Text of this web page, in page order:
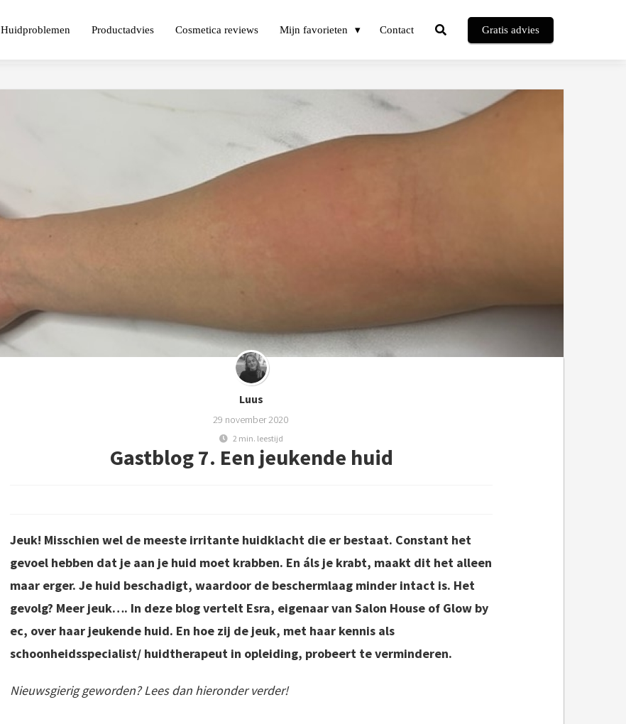
Huidproblemen Productadvies Cosmetica reviews Mijn favorieten Contact Gratis advies
Luus
29 november 2020
2 min. leestijd
Gastblog 7. Een jeukende huid
Jeuk! Misschien wel de meeste irritante huidklacht die er bestaat. Constant het
gevoel hebben dat je aan je huid moet krabben. En áls je krabt, maakt dit het alleen
maar erger. Je huid beschadigt, waardoor de beschermlaag minder intact is. Het
gevolg? Meer jeuk…. In deze blog vertelt Esra, eigenaar van Salon House of Glow by
ec, over haar jeukende huid. En hoe zij de jeuk, met haar kennis als
schoonheidsspecialist/ huidtherapeut in opleiding, probeert te verminderen.
Nieuwsgierig geworden? Lees dan hieronder verder!